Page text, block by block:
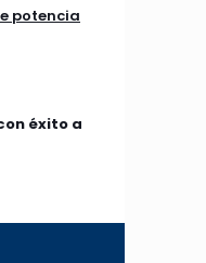
potencia
éxito a